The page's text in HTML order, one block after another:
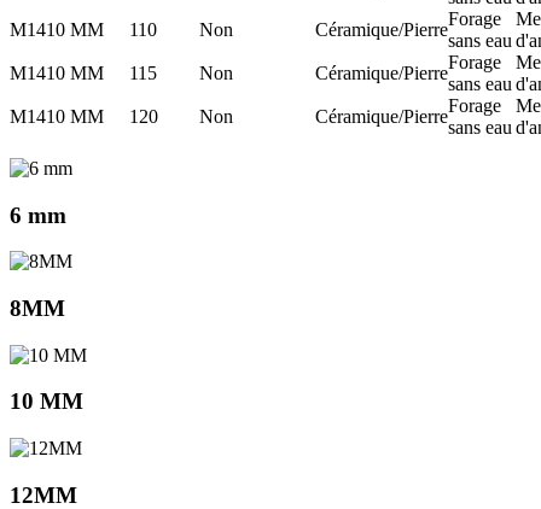
M1410 MM 110 Non Céramique/Pierre
Forage
sans eau
M1410 MM 115 Non Céramique/Pierre
Forage
sans eau
M1410 MM 120 Non Céramique/Pierre
Forage
sans eau
6 mm
8MM
10 MM
12MM